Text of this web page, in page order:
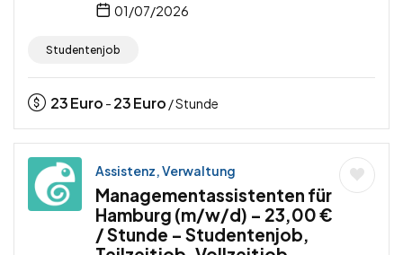
01/07/2026
Studentenjob
23Euro - 23Euro / Stunde
Assistenz, Verwaltung
Managementassistenten für
Hamburg (m/w/d) – 23,00 €
/ Stunde – Studentenjob,